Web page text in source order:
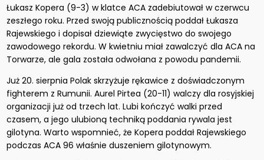
Łukasz Kopera (9-3) w klatce ACA zadebiutował w czerwcu
zeszłego roku. Przed swoją publicznością poddał Łukasza
Rajewskiego i dopisał dziewiąte zwycięstwo do swojego
zawodowego rekordu. W kwietniu miał zawalczyć dla ACA na
Torwarze, ale gala została odwołana z powodu pandemii.
Już 20. sierpnia Polak skrzyżuje rękawice z doświadczonym
fighterem z Rumunii. Aurel Pirtea (20-11) walczy dla rosyjskiej
organizacji już od trzech lat. Lubi kończyć walki przed
czasem, a jego ulubioną techniką poddania rywala jest
gilotyna. Warto wspomnieć, że Kopera poddał Rajewskiego
podczas ACA 96 właśnie duszeniem gilotynowym.